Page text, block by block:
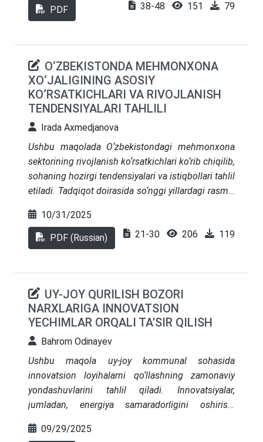
va ekologik javobgarlikni oshirishga mo‘ljallangan
usullarga kiritish tizimli ravishda o‘rganiladi.
mahalliy jamoalarning manfaatlarini hisobga
oladigan tizimli boshqaruv yondashuvi ishlab
chiqilganligi ta’kidlanadi. Tadqiqot natijalari
O‘zbekiston turizm sohasida barqaror boshqaruv
tizimini joriy etishda xalqaro eng yaxshi
PDF 38-48 151 79
O‘ZBEKISTONDA MEHMONXONA
XO‘JALIGINING ASOSIY
KO‘RSATKICHLARI VA RIVOJLANISH
TENDENSIYALARI TAHLILI
Irada Axmedjanova
Ushbu maqolada O‘zbekistondagi mehmonxona
sektorining rivojlanish ko‘rsatkichlari ko‘rib chiqilib,
sohaning hozirgi tendensiyalari va istiqbollari tahlil
etiladi. Tadqiqot doirasida so‘nggi yillardagi rasmiy
mehmonlarini hisobga olishning
avtomatlashtirilgan maxsus tizimi ma’lumotlari
to‘plandi va o‘rganildi. Shuningdek, mehmonxona
mehmonxona sohasi vakillari orasida so‘rovnoma
o‘tkazildi. Olingan natijalar turizm sanoatining
milliy strategiyasi doirasida sohani yanada
takomillashtirish va rivojlantirishning asosiy
10/31/2025
PDF (Russian) 21-30 206 119
UY-JOY QURILISH BOZORI
NARXLARIGA INNOVATSION
YECHIMLAR ORQALI TA’SIR QILISH
Bahrom Odinayev
Ushbu maqola uy-joy kommunal sohasida
innovatsion loyihalarni qo‘llashning zamonaviy
yondashuvlarini tahlil qiladi. Innovatsiyalar,
jumladan, energiya samaradorligini oshirish,
chiqindilarni boshqarish, shuningdek, aholi uchun
09/29/2025